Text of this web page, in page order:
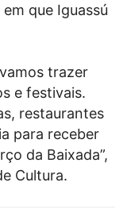
que Iguassú
trazer
e festivais.
restaurantes
para receber
da Baixada”,
Cultura.